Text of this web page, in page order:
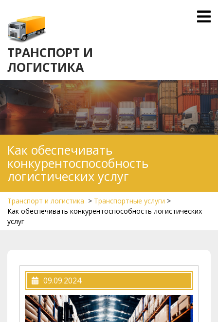
content
ТРАНСПОРТ И
ЛОГИСТИКА
Как обеспечивать
конкурентоспособность
логистических услуг
Транспорт и логистика > Транспортные услуги >
Как обеспечивать конкурентоспособность логистических
услуг
09.09.2024